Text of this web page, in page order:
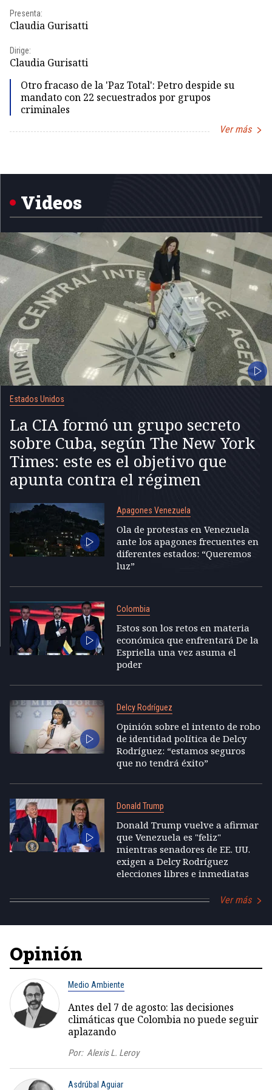
Presenta:
Claudia Gurisatti
Dirige:
Claudia Gurisatti
Otro fracaso de la 'Paz Total': Petro despide su
mandato con 22 secuestrados por grupos
criminales
Ver más
5
Videos
Estados Unidos
La CIA formó un grupo secreto
sobre Cuba, según The New York
Times: este es el objetivo que
apunta contra el régimen
Apagones Venezuela
Ola de protestas en Venezuela
ante los apagones frecuentes en
diferentes estados: “Queremos
luz”
Colombia
Estos son los retos en materia
económica que enfrentará De la
Espriella una vez asuma el
poder
Delcy Rodríguez
Opinión sobre el intento de robo
de identidad política de Delcy
Rodríguez: “estamos seguros
que no tendrá éxito”
Donald Trump
Donald Trump vuelve a afirmar
que Venezuela es "feliz"
mientras senadores de EE. UU.
exigen a Delcy Rodríguez
elecciones libres e inmediatas
Ver más
Opinión
Medio Ambiente
Antes del 7 de agosto: las decisiones
climáticas que Colombia no puede seguir
aplazando
Por: Alexis L. Leroy
Asdrúbal Aguiar